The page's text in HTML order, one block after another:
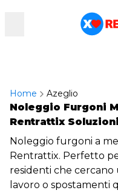
Home Azeglio
Noleggio Furgoni
Rentrattix
Noleggio furgoni a
Rentrattix. Perfetto
residenti che
lavoro o spostamenti